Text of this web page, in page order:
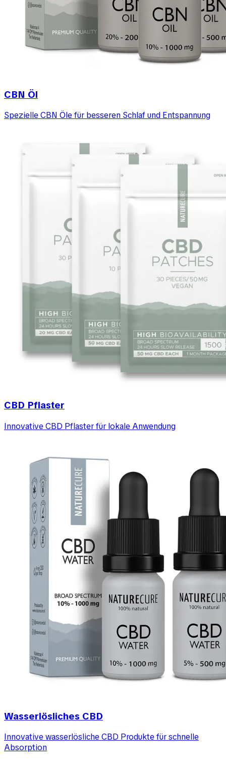
CBN Öl
Spezielle CBN Öle für besseren Schlaf und Entspannung
CBD Pflaster
Innovative CBD Pflaster für lokale Anwendung
Wasserlösliches CBD
Innovative wasserlösliche CBD Produkte für schnelle
Absorption